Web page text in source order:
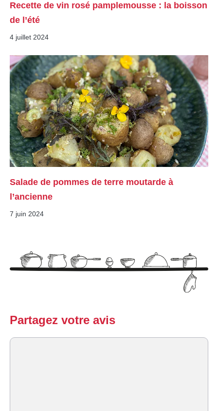
Recette de vin rosé pamplemousse : la boisson
de l’été
4 juillet 2024
Salade de pommes de terre moutarde à
l’ancienne
7 juin 2024
Partagez votre avis
Commentaire